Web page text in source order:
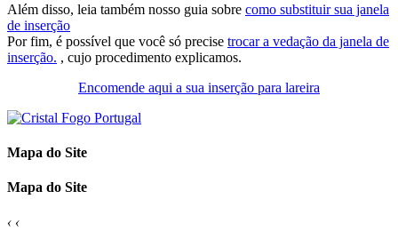
Além disso, leia também nosso guia sobre como substituir sua janela
de inserção
Por fim, é possível que você só precise trocar a vedação da janela de
inserção. , cujo procedimento explicamos.
Encomende aqui a sua inserção para lareira
Mapa do Site
Mapa do Site
‹ ‹